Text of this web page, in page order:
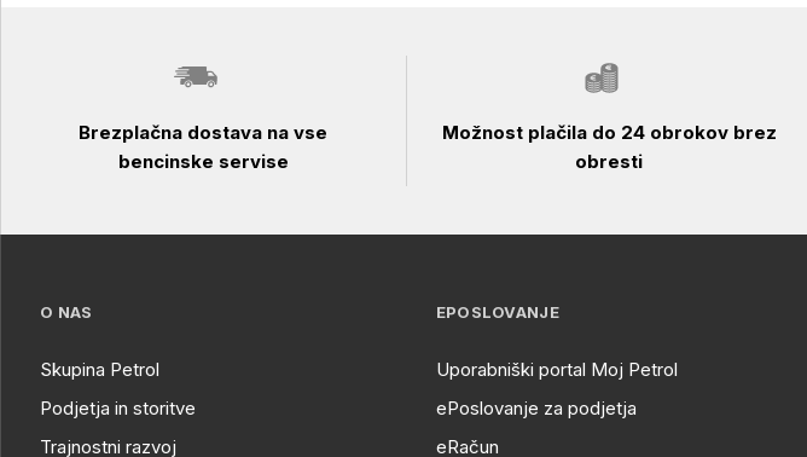
Brezplačna dostava na vse
bencinske servise
Možnost plačila do 24 obrokov brez
obresti
O NAS
Skupina Petrol
Podjetja in storitve
Trajnostni razvoj
EPOSLOVANJE
Uporabniški portal Moj Petrol
ePoslovanje za podjetja
eRačun